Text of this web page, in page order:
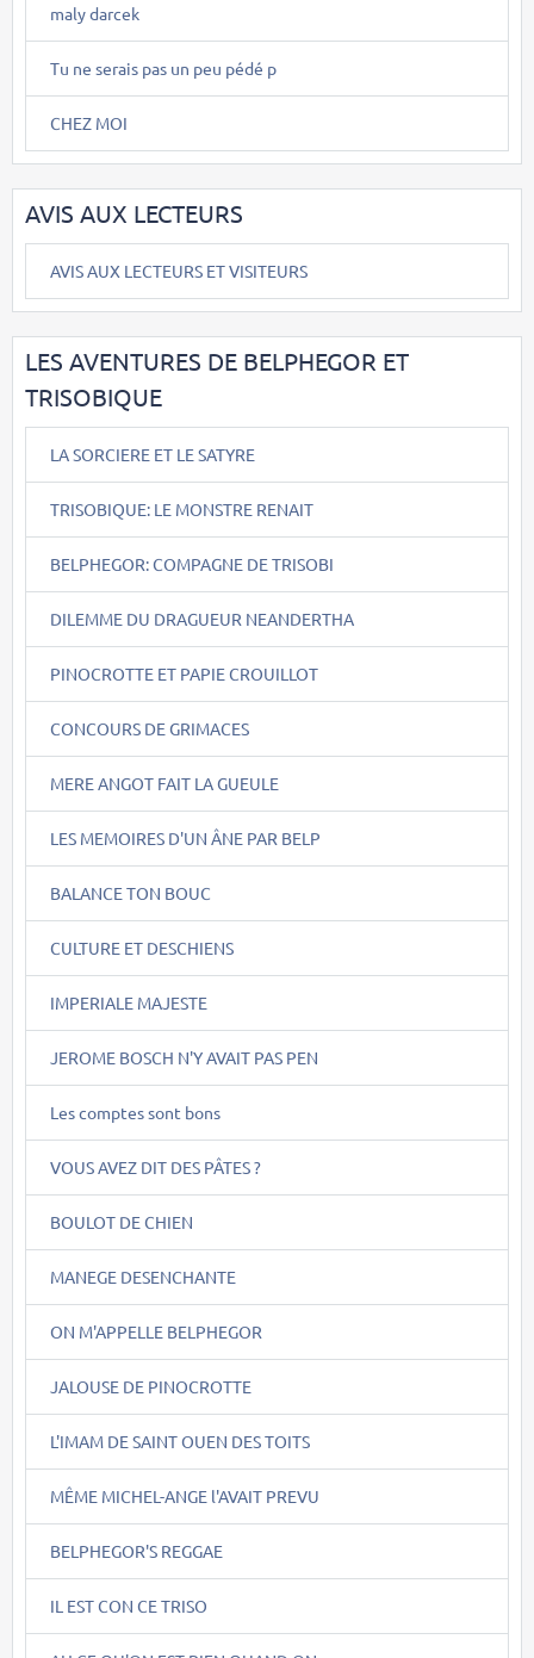
maly darcek
Tu ne serais pas un peu pédé p
CHEZ MOI
AVIS AUX LECTEURS
AVIS AUX LECTEURS ET VISITEURS
LES AVENTURES DE BELPHEGOR ET
TRISOBIQUE
LA SORCIERE ET LE SATYRE
TRISOBIQUE: LE MONSTRE RENAIT
BELPHEGOR: COMPAGNE DE TRISOBI
DILEMME DU DRAGUEUR NEANDERTHA
PINOCROTTE ET PAPIE CROUILLOT
CONCOURS DE GRIMACES
MERE ANGOT FAIT LA GUEULE
LES MEMOIRES D'UN ÂNE PAR BELP
BALANCE TON BOUC
CULTURE ET DESCHIENS
IMPERIALE MAJESTE
JEROME BOSCH N'Y AVAIT PAS PEN
Les comptes sont bons
VOUS AVEZ DIT DES PÂTES ?
BOULOT DE CHIEN
MANEGE DESENCHANTE
ON M'APPELLE BELPHEGOR
JALOUSE DE PINOCROTTE
L'IMAM DE SAINT OUEN DES TOITS
MÊME MICHEL-ANGE l'AVAIT PREVU
BELPHEGOR'S REGGAE
IL EST CON CE TRISO